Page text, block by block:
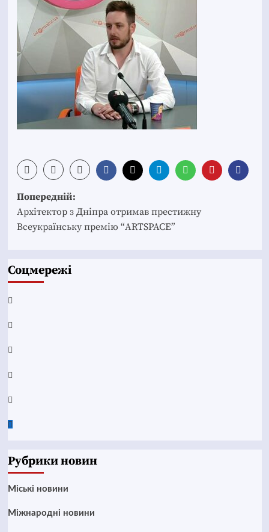
Post
navigation
Попередній:
Архітектор з Дніпра отримав престижну
Всеукраїнську премію “ARTSPACE”
Соцмережі
Facebook
YouTube
Telegram
Instagram
Twitter
Google
Рубрики новин
Mіські новини
Міжнародні новини